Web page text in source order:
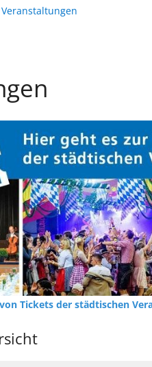
Veranstaltungen
Tickets der städtischen